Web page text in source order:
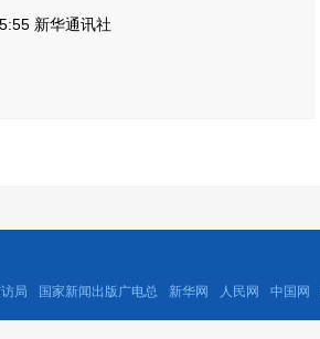
新华通讯社
局 国家新闻出版广电总 新华网 人民网 中国网